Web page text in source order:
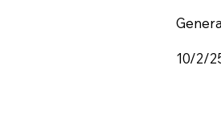
10/2/